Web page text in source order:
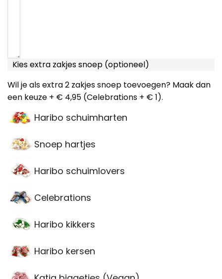
Kies extra zakjes snoep (optioneel)
Wil je als extra 2 zakjes snoep toevoegen? Maak dan
een keuze + € 4,95 (Celebrations + € 1).
Haribo schuimharten
Snoep hartjes
Haribo schuimlovers
Celebrations
Haribo kikkers
Haribo kersen